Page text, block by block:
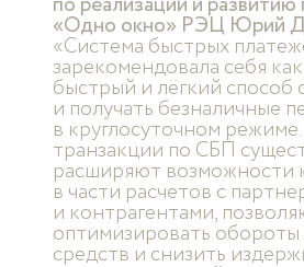
«Одно окно» РЭЦ Юрий
«Система быстрых
зарекомендовала себя
быстрый и лёгкий способ
и получать безналичные
в круглосуточном
транзакции по СБП
расширяют возможности
в части расчетов с
и контрагентами,
оптимизировать
средств и снизить